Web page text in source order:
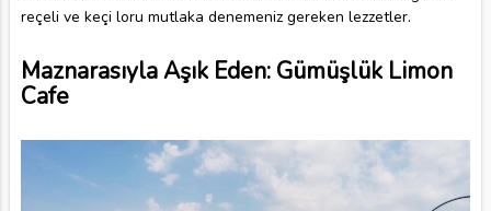
reçeli ve keçi loru mutlaka denemeniz gereken lezzetler.
Maznarasıyla Aşık Eden: Gümüşlük Limon
Cafe